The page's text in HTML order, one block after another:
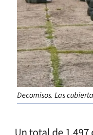
Decomisos. Las